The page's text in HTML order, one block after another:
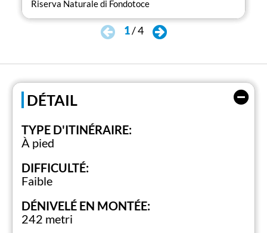
Riserva Naturale di Fondotoce
1/4
DÉTAIL
TYPE D'ITINÉRAIRE:
À pied
DIFFICULTÉ:
Faible
DÉNIVELÉ EN MONTÉE:
242 metri